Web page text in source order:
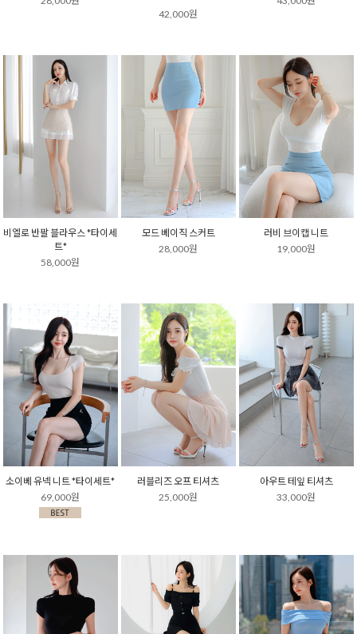
42,000원
비엘로 반팔 블라우스 *타이세
트*
58,000원
모드 베이직 스커트
28,000원
러비 브이캡 니트
19,000원
소이베 유넥 니트 *타이세트*
69,000원
러블리즈 오프 티셔츠
25,000원
아우트 테잎 티셔츠
33,000원